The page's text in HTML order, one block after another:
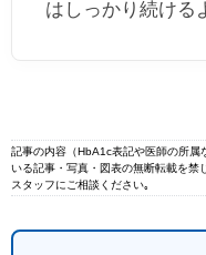
はしっかり続ける
記事の内容（HbA1c表記や医師の所属
いる記事・写真・図表の無断転載を禁
スタッフにご相談ください｡